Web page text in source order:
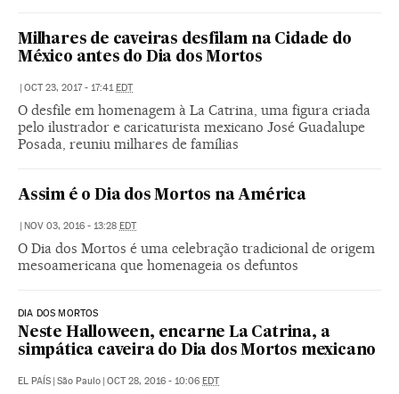
Milhares de caveiras desfilam na Cidade do
México antes do Dia dos Mortos
OCT 23, 2017 - 17:41 EDT
O desfile em homenagem à La Catrina, uma figura criada
pelo ilustrador e caricaturista mexicano José Guadalupe
Posada, reuniu milhares de famílias
Assim é o Dia dos Mortos na América
NOV 03, 2016 - 13:28 EDT
O Dia dos Mortos é uma celebração tradicional de origem
mesoamericana que homenageia os defuntos
DIA DOS MORTOS
Neste Halloween, encarne La Catrina, a
simpática caveira do Dia dos Mortos mexicano
EL PAÍS São Paulo OCT 28, 2016 - 10:06 EDT